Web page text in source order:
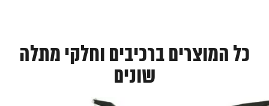
כל המוצרים ברכיבים וחלקי מתלה
שונים